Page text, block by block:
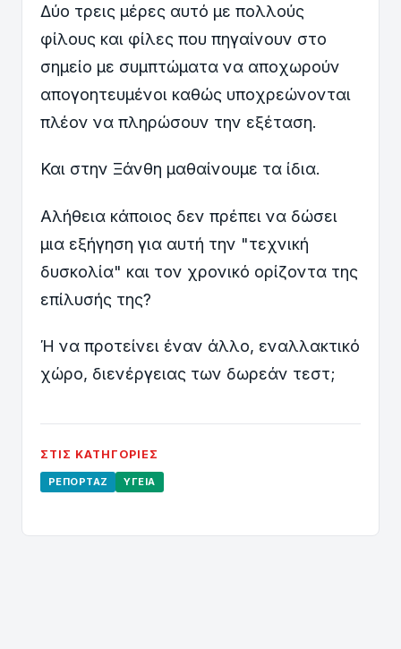
Δύο τρεις μέρες αυτό με πολλούς
φίλους και φίλες που πηγαίνουν στο
σημείο με συμπτώματα να αποχωρούν
απογοητευμένοι καθώς υποχρεώνονται
πλέον να πληρώσουν την εξέταση.
Και στην Ξάνθη μαθαίνουμε τα ίδια.
Αλήθεια κάποιος δεν πρέπει να δώσει
μια εξήγηση για αυτή την "τεχνική
δυσκολία" και τον χρονικό ορίζοντα της
επίλυσής της?
Ή να προτείνει έναν άλλο, εναλλακτικό
χώρο, διενέργειας των δωρεάν τεστ;
ΣΤΙΣ ΚΑΤΗΓΟΡΊΕΣ
ΡΕΠΟΡΤΆΖ ΥΓΕΊΑ